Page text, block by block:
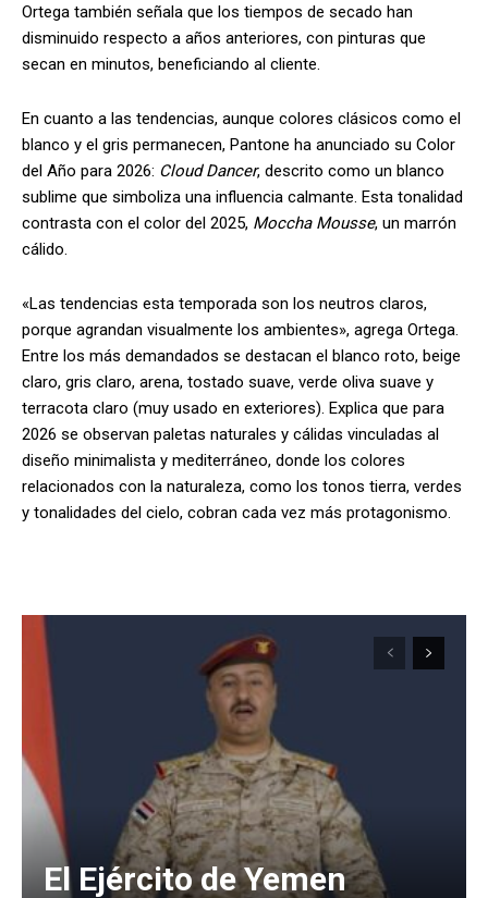
Ortega también señala que los tiempos de secado han
disminuido respecto a años anteriores, con pinturas que
secan en minutos, beneficiando al cliente.
En cuanto a las tendencias, aunque colores clásicos como el
blanco y el gris permanecen, Pantone ha anunciado su Color
del Año para 2026: Cloud Dancer, descrito como un blanco
sublime que simboliza una influencia calmante. Esta tonalidad
contrasta con el color del 2025, Moccha Mousse, un marrón
cálido.
«Las tendencias esta temporada son los neutros claros,
porque agrandan visualmente los ambientes», agrega Ortega.
Entre los más demandados se destacan el blanco roto, beige
claro, gris claro, arena, tostado suave, verde oliva suave y
terracota claro (muy usado en exteriores). Explica que para
2026 se observan paletas naturales y cálidas vinculadas al
diseño minimalista y mediterráneo, donde los colores
relacionados con la naturaleza, como los tonos tierra, verdes
y tonalidades del cielo, cobran cada vez más protagonismo.
El Ejército de Yemen